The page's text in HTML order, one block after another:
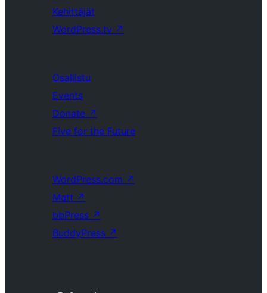
Kehittäjät
WordPress.tv ↗
Osallistu
Events
Donate ↗
Five for the Future
WordPress.com ↗
Matt ↗
bbPress ↗
BuddyPress ↗